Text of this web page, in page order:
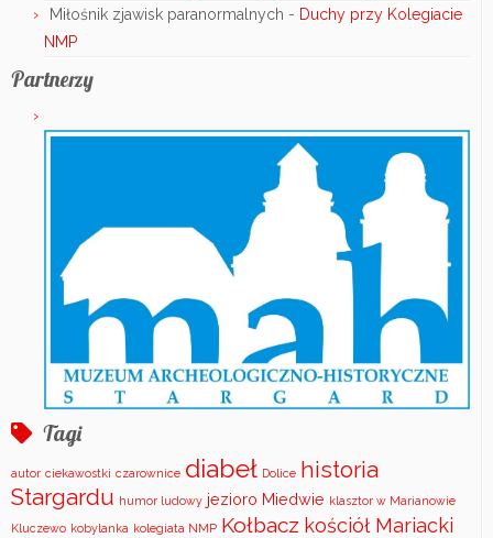
Miłośnik zjawisk paranormalnych - Duchy przy Kolegiacie
NMP
Partnerzy
Tagi
autor ciekawostki czarownice diabeł Dolice historia
Stargardu humor ludowy jezioro Miedwie klasztor w Marianowie
Kluczewo kobylanka kolegiata NMP Kołbacz kościół Mariacki